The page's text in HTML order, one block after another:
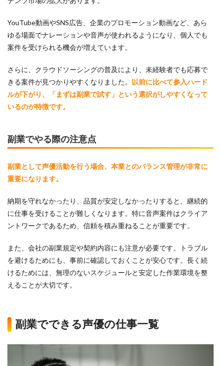
YouTube動画やSNS広告、企業のプロモーション動画など、あら
ゆる場面でナレーションや音声が使われるようになり、個人でも
案件を受けられる機会が増えています。
さらに、クラウドソーシングの普及により、未経験者でも応募で
きる案件が見つかりやすくなりました。 以前に比べて参入ハード
ルが下がり、「まずは副業で試す」という選択がしやすくなって
いるのが特徴です。
副業でやる際の注意点
副業として声優活動を行う場合、本業とのバランス管理が非常に
重要になります。
納期を守れなかったり、品質が安定しなかったりすると、継続的
に仕事を受けることが難しくなります。特に音声案件はクライア
ントワークであるため、信頼を積み重ねることが重要です。
また、会社の副業規定や契約内容にも注意が必要です。トラブル
を避けるためにも、事前に確認しておくことが安心です。長く続
けるためには、無理のないスケジュールと安定した作業環境を整
えることが大切です。
副業でできる声優の仕事一覧